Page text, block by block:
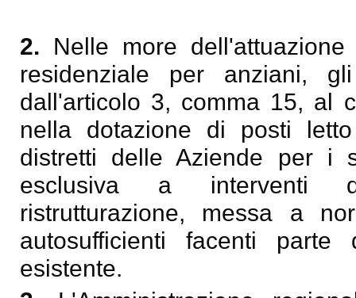
2. Nelle more
residenziale per anziani,
dall'articolo 3, comma 15, al
nella dotazione di posti
distretti delle Aziende per i
esclusiva a interventi di
ristrutturazione, messa a
autosufficienti facenti parte
esistente.